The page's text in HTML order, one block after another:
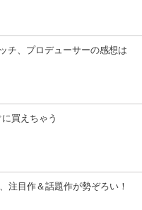
チ、プロデューサーの感想は
買えちゃう
注目作＆話題作が勢ぞろい！